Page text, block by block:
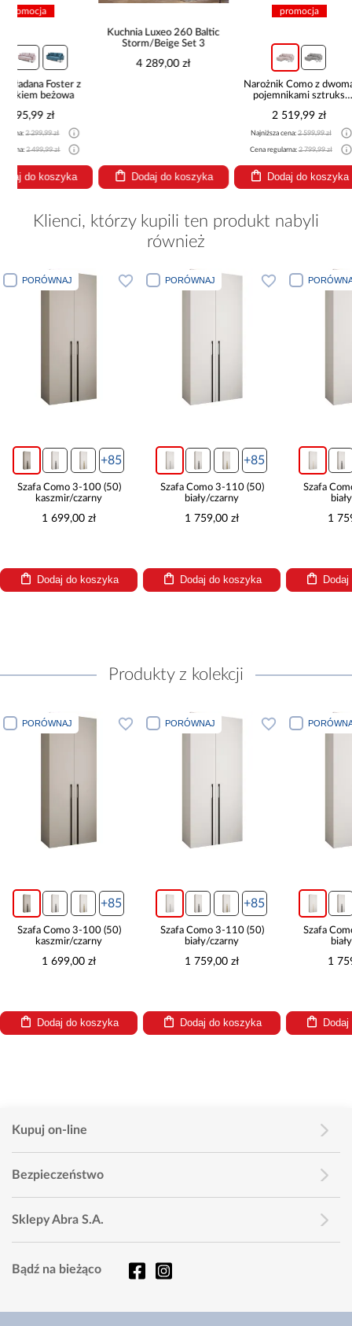
Kuchnia Luxeo 260 Baltic
Storm/Beige Set 3
4 289,00 zł
Dodaj do koszyka
Narożnik Como z dwoma
pojemnikami sztruks
2 799,99 zł
Dodaj do koszyka
Narożnik z
Najniższa
Cena
Klienci, którzy kupili ten produkt nabyli
również
PORÓWNAJ
+85
Szafa Como 3-100 (50)
kaszmir/czarny
1 699,00 zł
Dodaj do koszyka
PORÓWNAJ
+85
Szafa Como 3-110 (50)
biały/czarny
1 759,00 zł
Dodaj do koszyka
Szafa
1
Produkty z kolekcji
PORÓWNAJ
+85
Szafa Como 3-100 (50)
kaszmir/czarny
1 699,00 zł
Dodaj do koszyka
PORÓWNAJ
+85
Szafa Como 3-110 (50)
biały/czarny
1 759,00 zł
Dodaj do koszyka
Szafa
1
Kupuj on-line
Bezpieczeństwo
Sklepy Abra S.A.
Bądź na bieżąco